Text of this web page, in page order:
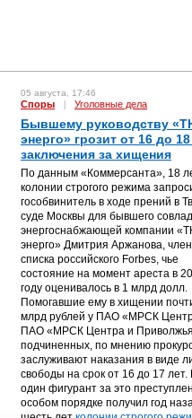
05 августа, 17:46
Споры | Уголовные дела
Бывшему руководству
энерго» грозит от 16 до
заключения за хищения
По данным «Коммерсанта», 18
колонии строгого режима
гособвинитель в ходе прений в
суде Москвы для бывшего
энергоснабжающей компании
энерго» Дмитрия Аржанова,
списка российского Forbes, чье
состояние на момент ареста в
году оценивалось в 1 млрд долл.
Помогавшие ему в хищении
млрд рублей у ПАО «МРСК
ПАО «МРСК Центра и
подчиненных, по мнению
заслуживают наказания в виде
свободы на срок от 16 до 17
один фигурант за это
особом порядке получил год